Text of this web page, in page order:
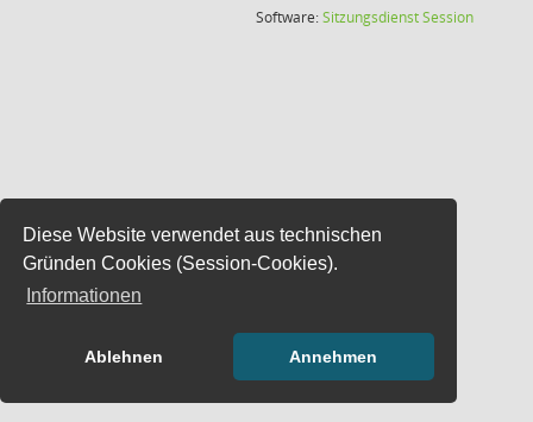
Diese Website verwendet aus technischen
Gründen Cookies (Session-Cookies).
Informationen
Ablehnen Annehmen
Software:SitzungsdienstSession(Wird in